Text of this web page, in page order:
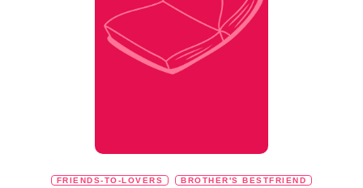
FRIENDS-TO-LOVERS
BROTHER'S BESTFRIEND